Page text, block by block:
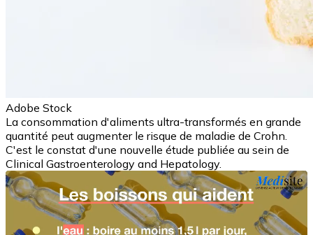
Adobe Stock
La consommation d'aliments ultra-transformés en grande
quantité peut augmenter le risque de maladie de Crohn.
C'est le constat d'une nouvelle étude publiée au sein de
Clinical Gastroenterology and Hepatology.